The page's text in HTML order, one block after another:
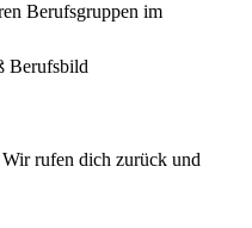
Berufsgruppen im
Berufsbild
rufen dich zurück und